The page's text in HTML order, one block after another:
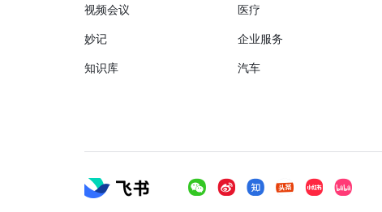
视频会议
妙记
知识库
医疗
企业服务
汽车